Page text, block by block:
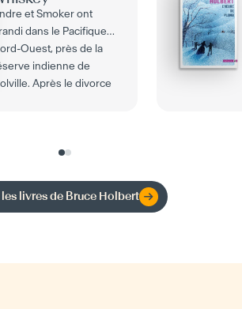
et Smoker ont
dans le Pacifique
Ouest, près de la
indienne de
Après le divorce
les livres de Bruce Holbert